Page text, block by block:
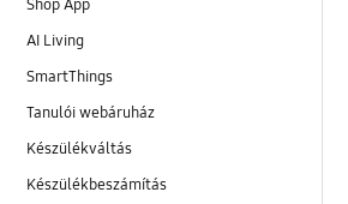
Shop App
AI Living
SmartThings
Tanulói webáruház
Készülékváltás
Készülékbeszámítás